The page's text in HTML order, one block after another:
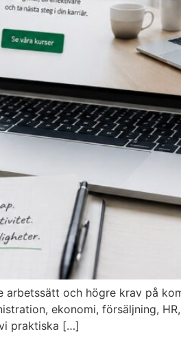
och högre krav på
ekonomi, försäljning,
praktiska […]